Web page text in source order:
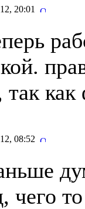
20:01
так
08:52
чего